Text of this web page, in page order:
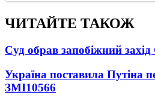
ЧИТАЙТЕ ТАКОЖ
Суд обрав запобіжний
Україна поставила Путіна
ЗМІ10566